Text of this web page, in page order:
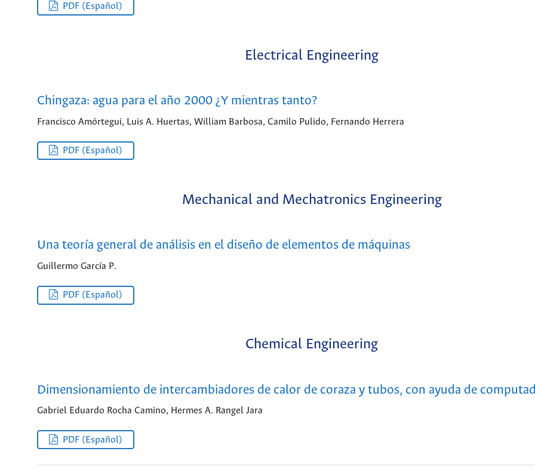
PDF (Español)
Electrical Engineering
Chingaza: agua para el año 2000 ¿Y mientras tanto?
Francisco Amórtegui, Luis A. Huertas, William Barbosa, Camilo Pulido, Fernando Herrera
PDF (Español)
Mechanical and Mechatronics Engineering
Una teoría general de análisis en el diseño de elementos de máquinas
Guillermo García P.
PDF (Español)
Chemical Engineering
Dimensionamiento de intercambiadores de calor de coraza y tubos, con ayuda de
Gabriel Eduardo Rocha Camino, Hermes A. Rangel Jara
PDF (Español)